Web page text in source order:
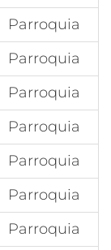
Parroquia
Parroquia
Parroquia
Parroquia
Parroquia
Parroquia
Parroquia